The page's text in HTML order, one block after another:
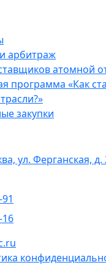
арбитраж
атомной
программа «Как
закупки
ул. Ферганская,
16